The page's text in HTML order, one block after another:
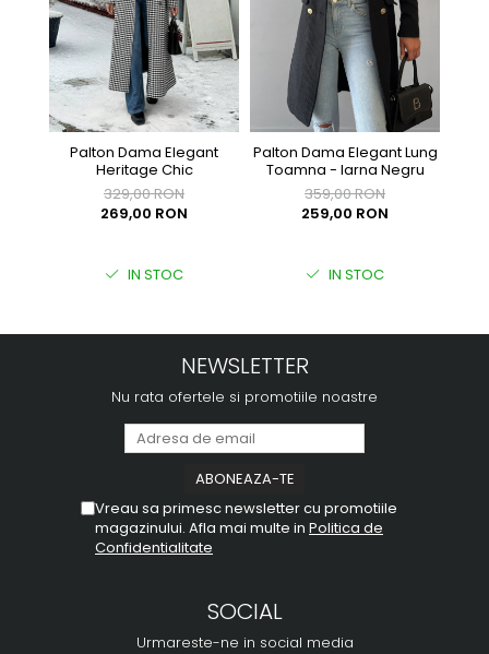
Palton Dama Elegant
Heritage Chic
329,00 RON
269,00 RON
IN STOC
Palton Dama Elegant Lung
Toamna - Iarna Negru
359,00 RON
259,00 RON
IN STOC
NEWSLETTER
Nu rata ofertele si promotiile noastre
Vreau sa primesc newsletter cu promotiile
magazinului. Afla mai multe in Politica de
Confidentialitate
SOCIAL
Urmareste-ne in social media